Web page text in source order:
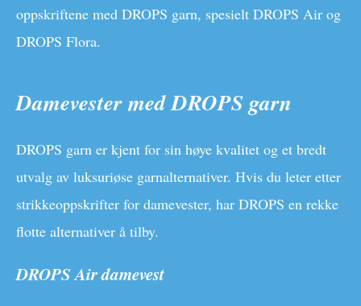
oppskriftene med DROPS garn, spesielt DROPS Air og
DROPS Flora.
Damevester med DROPS garn
DROPS garn er kjent for sin høye kvalitet og et bredt
utvalg av luksuriøse garnalternativer. Hvis du leter etter
strikkeoppskrifter for damevester, har DROPS en rekke
flotte alternativer å tilby.
DROPS Air damevest